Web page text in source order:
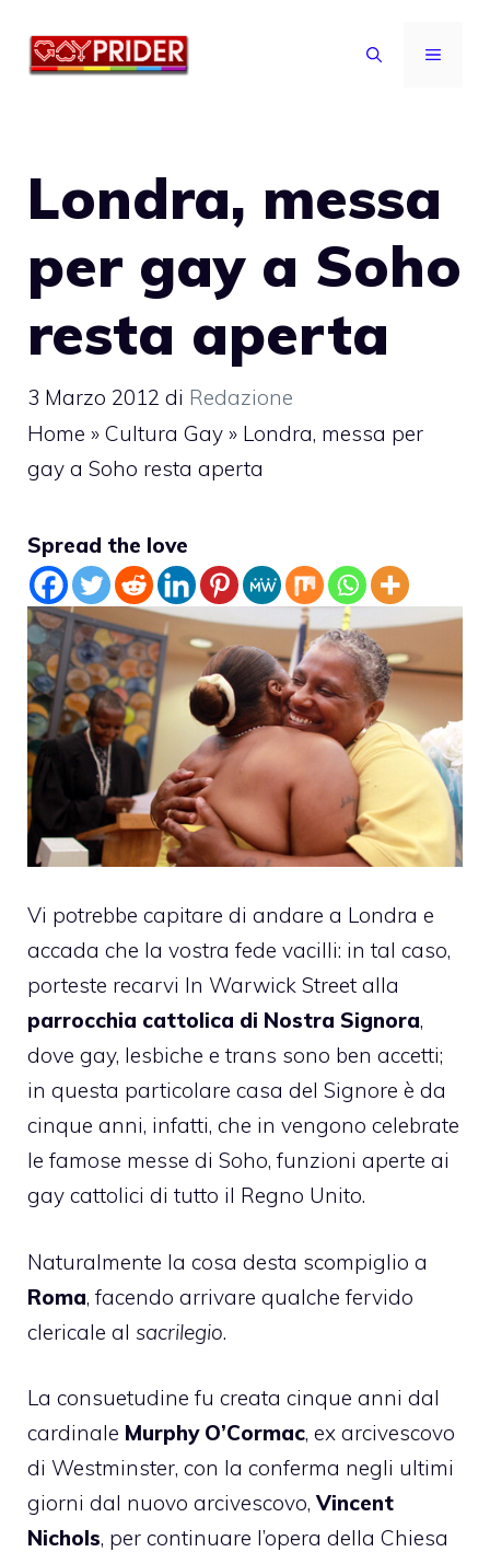
MENU
Londra, messa
per gay a Soho
resta aperta
3 Marzo 2012 di Redazione
Home » Cultura Gay » Londra, messa per
gay a Soho resta aperta
Spread the love
Vi potrebbe capitare di andare a Londra e
accada che la vostra fede vacilli: in tal caso,
porteste recarvi In Warwick Street alla
parrocchia cattolica di Nostra Signora,
dove gay, lesbiche e trans sono ben accetti;
in questa particolare casa del Signore è da
cinque anni, infatti, che in vengono celebrate
le famose messe di Soho, funzioni aperte ai
gay cattolici di tutto il Regno Unito.
Naturalmente la cosa desta scompiglio a
Roma, facendo arrivare qualche fervido
clericale al sacrilegio.
La consuetudine fu creata cinque anni dal
cardinale Murphy O’Cormac, ex arcivescovo
di Westminster, con la conferma negli ultimi
giorni dal nuovo arcivescovo,Vincent
Nichols, per continuare l’opera della Chiesa